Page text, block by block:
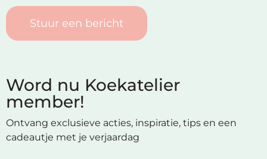
Stuur een bericht
Word nu Koekatelier
member!
Ontvang exclusieve acties, inspiratie, tips en een
cadeautje met je verjaardag